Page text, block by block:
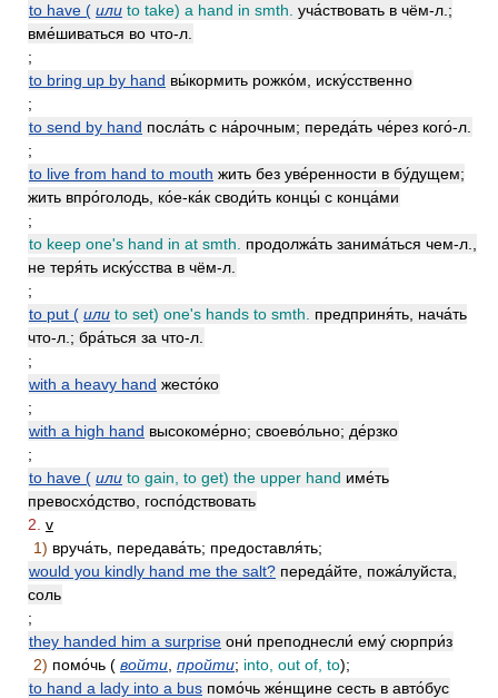
to have ( или to take) a hand in smth. уча́ствовать в чём-л.;
вме́шиваться во что-л.
;
to bring up by hand вы́кормить рожко́м, иску́сственно
;
to send by hand посла́ть с на́рочным; переда́ть че́рез кого́-л.
;
to live from hand to mouth жить без уве́ренности в бу́дущем;
жить впро́голодь, ко́е-ка́к своди́ть концы́ с конца́ми
;
to keep one's hand in at smth.
продолжа́ть занима́ться чем-л.,
не теря́ть иску́сства в чём-л.
;
to put ( или to set) one's hands to smth.
предприня́ть, нача́ть
что-л.; бра́ться за что-л.
;
with a heavy hand жесто́ко
;
with a high hand высокоме́рно; своево́льно; де́рзко
;
to have ( или to gain, to get) the upper hand име́ть
превосхо́дство, госпо́дствовать
2. v
1) вруча́ть, передава́ть; предоставля́ть;
would you kindly hand me the salt? переда́йте, пожа́луйста,
соль
;
they handed him a surprise они́ преподнесли́ ему́ сюрпри́з
2) помо́чь ( войти пройти; into, out of, to);
to hand a lady into a bus помо́чь же́нщине сесть в авто́бус